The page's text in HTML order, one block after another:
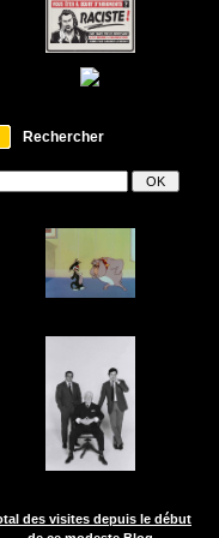
Rechercher
des visites depuis le début